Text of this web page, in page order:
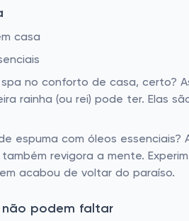
casa
no conforto de casa, certo?
rainha (ou rei) pode ter. Elas
espuma com óleos
revigora a mente.
acabou de voltar do paraíso.
não podem faltar